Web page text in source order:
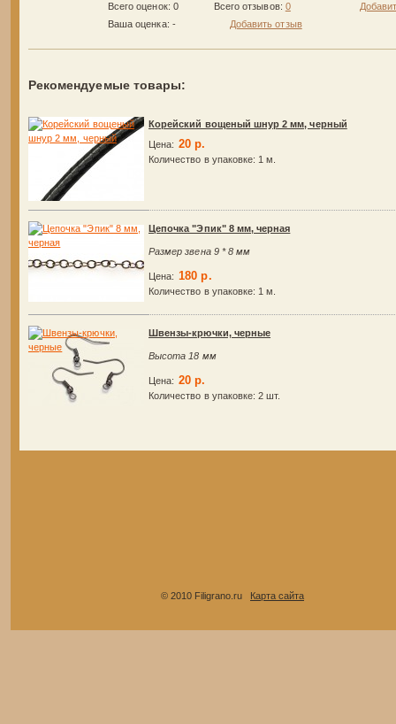
Всего оценок: 0
Ваша оценка: -
Всего отзывов: 0
Добавить отзыв
Рекомендуемые товары:
Корейский вощеный шнур 2 мм, черный
Цена: 20 р.
Количество в упаковке: 1 м.
Цепочка "Эпик" 8 мм, черная
Размер звена 9 * 8 мм
Цена: 180 р.
Количество в упаковке: 1 м.
Швензы-крючки, черные
Высота 18 мм
Цена: 20 р.
Количество в упаковке: 2 шт.
© 2010 Filigrano.ru Карта сайта